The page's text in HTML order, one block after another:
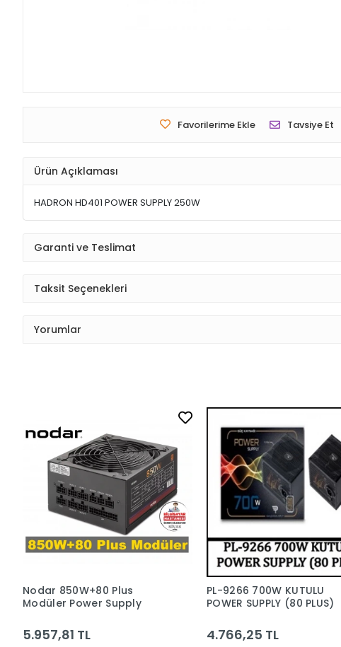
Favorilerime Ekle Tavsiye Et
Ürün Açıklaması
HADRON HD401 POWER SUPPLY 250W
Garanti ve Teslimat
Taksit Seçenekleri
Yorumlar
Nodar 850W+80 Plus
Modüler Power Supply
5.957,81 TL
PL-9266 700W KUTULU
POWER SUPPLY (80 PLUS)
4.766,25 TL